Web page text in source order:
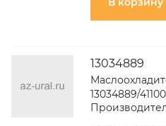
13034889
13034889/